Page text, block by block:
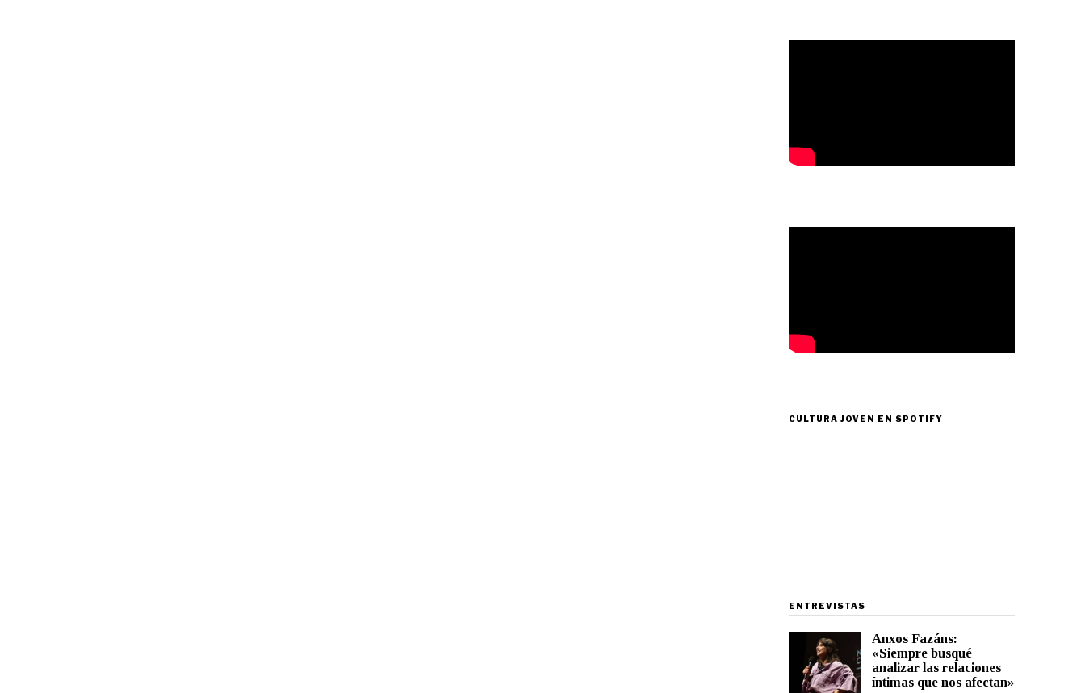
CULTURA JOVEN EN SPOTIFY
ENTREVISTAS
Anxos Fazáns:
«Siempre busqué
analizar las relaciones
íntimas que nos afectan»